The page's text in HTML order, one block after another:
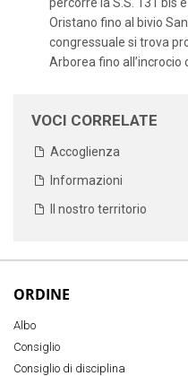
Oristano fino al bivio
congressuale si trova
Arborea fino all’incrocio
VOCI CORRELATE
Accoglienza
Informazioni
Il nostro territorio
ORDINE
Albo
Consiglio
Consiglio di disciplina